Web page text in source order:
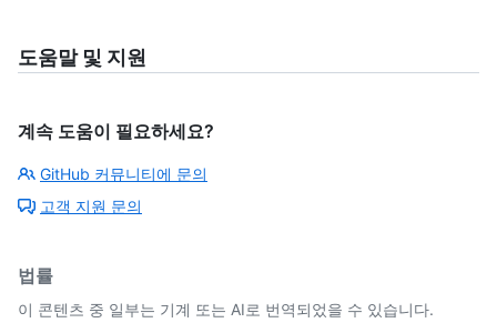
도움말 및 지원
계속 도움이 필요하세요?
GitHub 커뮤니티에 문의
고객 지원 문의
법률
이 콘텐츠 중 일부는 기계 또는 AI로 번역되었을 수 있습니다.